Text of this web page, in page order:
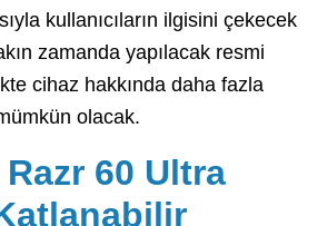
kullanıcıların ilgisini çekecek
zamanda yapılacak resmi
cihaz hakkında daha fazla
olacak.
60 Ultra